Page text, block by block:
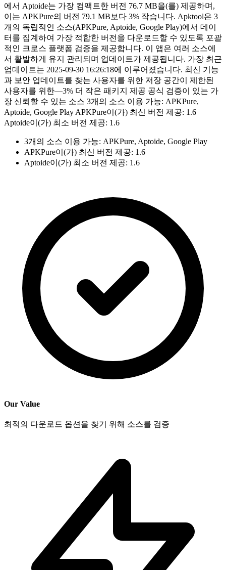
에서 Aptoide는 가장 컴팩트한 버전 76.7 MB을(를) 제공하며,
이는 APKPure의 버전 79.1 MB보다 3% 작습니다. Apktool은 3
개의 독립적인 소스(APKPure, Aptoide, Google Play)에서 데이
터를 집계하여 가장 적합한 버전을 다운로드할 수 있도록 포괄
적인 크로스 플랫폼 검증을 제공합니다. 이 앱은 여러 소스에
서 활발하게 유지 관리되며 업데이트가 제공됩니다. 가장 최근
업데이트는 2025-09-30 16:26:18에 이루어졌습니다. 최신 기능
과 보안 업데이트를 찾는 사용자를 위한 저장 공간이 제한된
사용자를 위한—3% 더 작은 패키지 제공 공식 검증이 있는 가
장 신뢰할 수 있는 소스 3개의 소스 이용 가능: APKPure,
Aptoide, Google Play APKPure이(가) 최신 버전 제공: 1.6
Aptoide이(가) 최소 버전 제공: 1.6
3개의 소스 이용 가능: APKPure, Aptoide, Google Play
APKPure이(가) 최신 버전 제공: 1.6
Aptoide이(가) 최소 버전 제공: 1.6
Our Value
최적의 다운로드 옵션을 찾기 위해 소스를 검증